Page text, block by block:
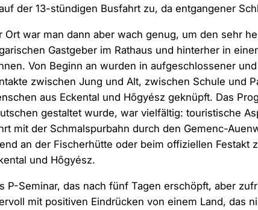
der 13-stündigen Busfahrt zu, da entgangener
Ort war man dann aber wach genug, um den sehr
Gastgeber im Rathaus und hinterher in
Von Beginn an wurden in aufgeschlossener
zwischen Jung und Alt, zwischen Schule und
aus Eckental und Hőgyész geknüpft. Das
gestaltet wurde, war vielfältig: touristische
mit der Schmalspurbahn durch den Gemenc-
an der Fischerhütte oder beim offiziellen
und Hőgyész.
P-Seminar, das nach fünf Tagen erschöpft, aber
mit positiven Eindrücken von einem Land, das